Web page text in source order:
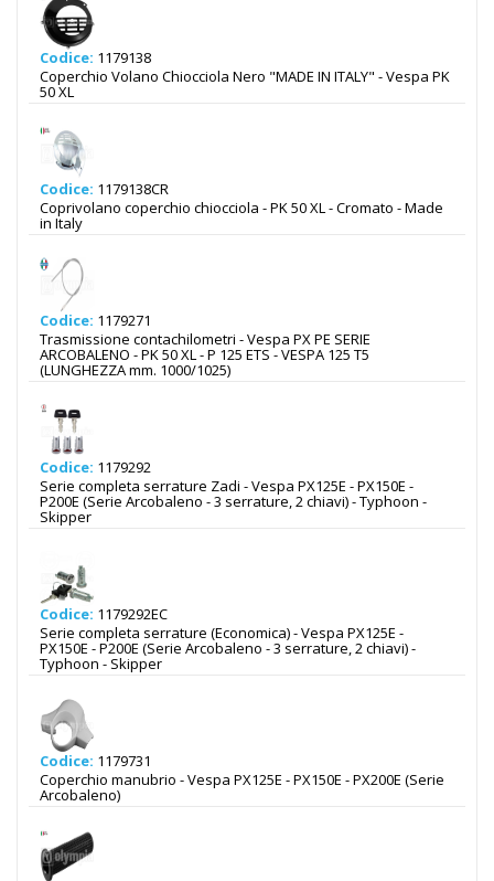
Codice: 1179138
Coperchio Volano Chiocciola Nero "MADE IN ITALY" - Vespa PK
50 XL
Codice: 1179138CR
Coprivolano coperchio chiocciola - PK 50 XL - Cromato - Made
in Italy
Codice: 1179271
Trasmissione contachilometri - Vespa PX PE SERIE
ARCOBALENO - PK 50 XL - P 125 ETS - VESPA 125 T5
(LUNGHEZZA mm. 1000/1025)
Codice: 1179292
Serie completa serrature Zadi - Vespa PX125E - PX150E -
P200E (Serie Arcobaleno - 3 serrature, 2 chiavi) - Typhoon -
Skipper
Codice: 1179292EC
Serie completa serrature (Economica) - Vespa PX125E -
PX150E - P200E (Serie Arcobaleno - 3 serrature, 2 chiavi) -
Typhoon - Skipper
Codice: 1179731
Coperchio manubrio - Vespa PX125E - PX150E - PX200E (Serie
Arcobaleno)